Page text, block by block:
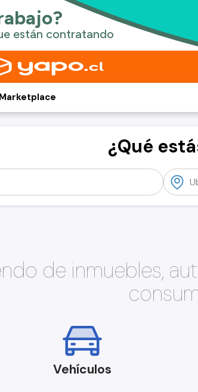
Marketplace
¿Qué
de inmuebles,
Vehículos